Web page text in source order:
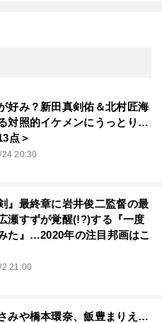
好み？新田真剣佑＆北村匠海
対照的イケメンにうっとり…
点＞
20:30
』最終章に岩井俊二監督の最
瀬すずが覚醒(!?)する『一度
た』…2020年の注目邦画はこ
21:00
みや橋本環奈、飯豊まりえ…